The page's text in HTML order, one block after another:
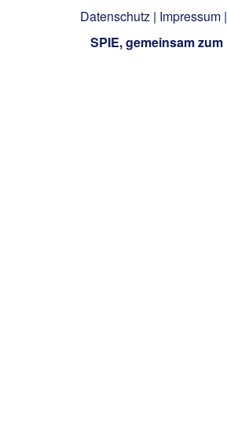
Datenschutz| Impressum|
SPIE, gemeinsam